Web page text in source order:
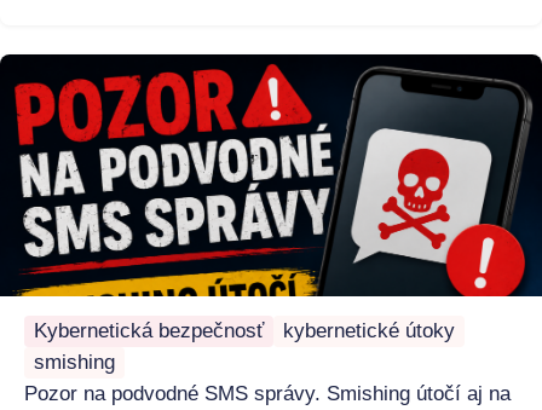
Kybernetická bezpečnosť
kybernetické útoky
smishing
Pozor na podvodné SMS správy. Smishing útočí aj na